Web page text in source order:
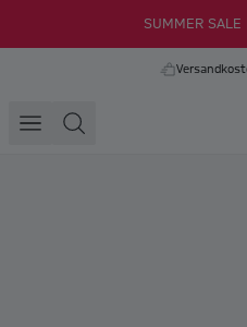
SUMMER